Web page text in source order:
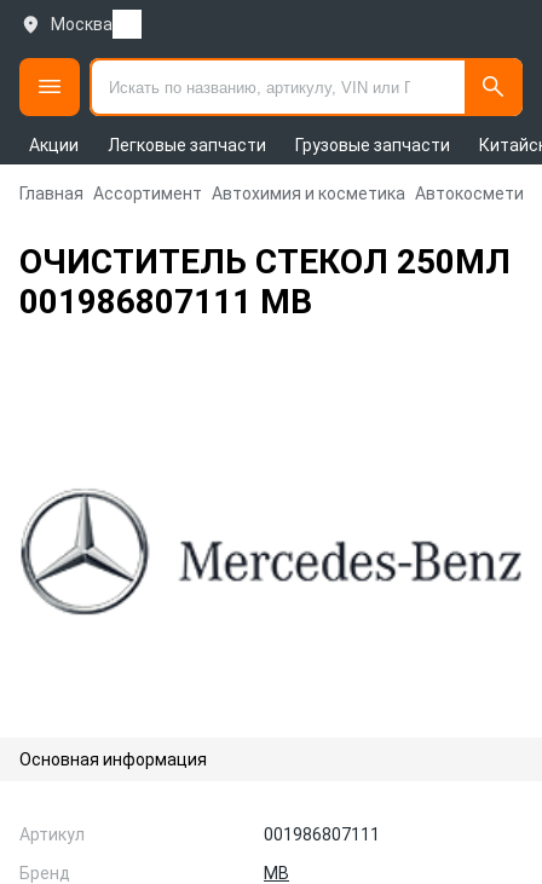
Москва
Акции Легковые запчасти Грузовые запчасти
Главная Ассортимент Автохимия и косметика Автокосметика
ОЧИСТИТЕЛЬ СТЕКОЛ 250МЛ
001986807111 MB
Основная информация
Артикул
001986807111
Бренд
MB